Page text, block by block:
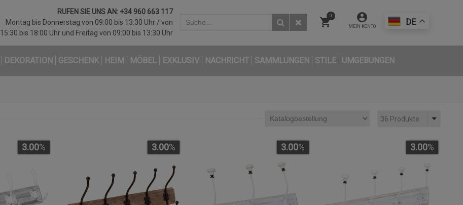
RUFEN SIE UNS AN: +34 960 663 117
Montag bis Donnerstag von 09:00 bis 13:30 Uhr / von
15:30 bis 18:00 Uhr und Freitag von 09:00 bis 13:30 Uhr
DE
MEIN KONTO
0
DEKORATION GESCHENK HEIM MÖBEL EXKLUSIV NACHRICHT SAMMLUNGEN STILE UMGEBUNGEN
36 Produkte
3.00% 3.00% 3.00% 3.00%